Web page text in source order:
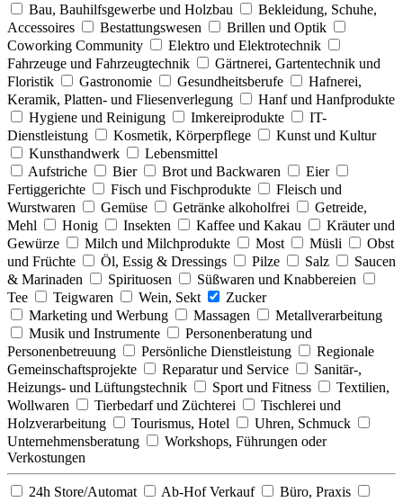
Bau, Bauhilfsgewerbe und Holzbau
Bekleidung, Schuhe,
Accessoires
Bestattungswesen
Brillen und Optik
Coworking Community
Elektro und Elektrotechnik
Fahrzeuge und Fahrzeugtechnik
Gärtnerei, Gartentechnik und
Floristik
Gastronomie Gesundheitsberufe
Hafnerei,
Keramik, Platten- und Fliesenverlegung
Hanf und Hanfprodukte
Hygiene und Reinigung
Imkereiprodukte
IT-
Dienstleistung
Kosmetik, Körperpflege
Kunst und Kultur
Kunsthandwerk
Lebensmittel
Aufstriche
Bier Brot und Backwaren
Eier
Fertiggerichte
Fisch und Fischprodukte
Fleisch und
Wurstwaren
Gemüse Getränke alkoholfrei
Getreide,
Mehl
Honig Insekten Kaffee und Kakau
Kräuter und
Gewürze
Milch und Milchprodukte Most Müsli
Obst
und Früchte
Öl, Essig & Dressings Pilze Salz
Saucen
& Marinaden
Spirituosen
Süßwaren und Knabbereien
Tee
Teigwaren Wein, Sekt
Zucker
Marketing und Werbung
Massagen
Metallverarbeitung
Musik und Instrumente
Personenberatung und
Personenbetreuung
Persönliche Dienstleistung
Regionale
Gemeinschaftsprojekte
Reparatur und Service
Sanitär-,
Heizungs- und Lüftungstechnik
Sport und Fitness
Textilien,
Wollwaren
Tierbedarf und Züchterei
Tischlerei und
Holzverarbeitung
Tourismus, Hotel
Uhren, Schmuck
Unternehmensberatung
Workshops, Führungen oder
Verkostungen
24h Store/Automat Ab-Hof Verkauf
Büro, Praxis